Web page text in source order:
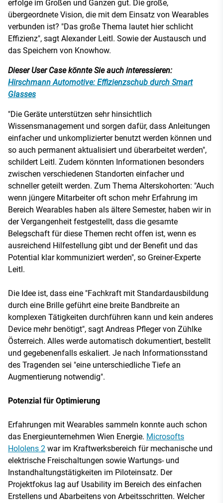
erfolge im Großen und Ganzen gut. Die große,
übergeordnete Vision, die mit dem Einsatz von Wearables
verbunden ist? "Das große Thema lautet hier schlicht
Effizienz", sagt Alexander Leitl. Sowie der Austausch und
das Speichern von Knowhow.
Dieser User Case könnte Sie auch interessieren:
Hirschmann Automotive: Effizienzschub durch Smart
Glasses
"Die Geräte unterstützen sehr hinsichtlich
Wissensmanagement und sorgen dafür, dass Anleitungen
einfacher und unkomplizierter benutzt werden können und
so auch permanent aktualisiert und überarbeitet werden",
schildert Leitl. Zudem könnten Informationen besonders
zwischen verschiedenen Standorten einfacher und
schneller geteilt werden. Zum Thema Alterskohorten: "Auch
wenn jüngere Mitarbeiter oft schon mehr Erfahrung im
Bereich Wearables haben als ältere Semester, haben wir in
der Vergangenheit festgestellt, dass die gesamte
Belegschaft für diese Themen recht offen ist, wenn es
ausreichend Hilfestellung gibt und der Benefit und das
Potential klar kommuniziert werden", so Greiner-Experte
Leitl.
Die Idee ist, dass eine "Fachkraft mit Standardausbildung
durch eine Brille geführt eine breite Bandbreite an
komplexen Tätigkeiten durchführen kann und kein anderes
Device mehr benötigt", sagt Andreas Pfleger von Zühlke
Österreich. Alles werde automatisch dokumentiert, bestellt
und gegebenenfalls eskaliert. Je nach Informationsstand
des Tragenden sei "eine unterschiedliche Tiefe an
Augmentierung notwendig".
Potenzial für Optimierung
Erfahrungen mit Wearables sammeln konnte auch schon
das Energieunternehmen Wien Energie. Microsofts
Hololens 2 war im Kraftwerksbereich für mechanische und
elektrische Freischaltungen sowie Wartungs- und
Instandhaltungstätigkeiten im Piloteinsatz. Der
Projektfokus lag auf Usability im Bereich des einfachen
Erstellens und Abarbeitens von Arbeitsschritten. Welcher